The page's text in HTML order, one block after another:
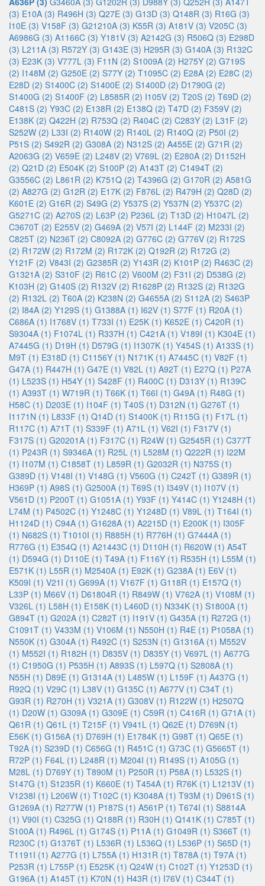
(3) E10A (3) R496H (3) Q27E (3) G13D (3) Q148R (3) R16G (3)
I10E (3) V158F (3) G21210A (3) K55R (3) A181V (3) V205C (3)
A6986G (3) A1166C (3) Y181V (3) A2142G (3) R506Q (3) E298D
(3) L211A (3) R572Y (3) G143E (3) H295R (3) G140A (3) R132C
(3) E23K (3) V777L (3) F11N (2) S1009A (2) H275Y (2) G719S
(2) I148M (2) G250E (2) S77Y (2) T1095C (2) E28A (2) E28C (2)
E28D (2) S1400C (2) S1400E (2) S1400D (2) D1790G (2)
S1400G (2) S1400F (2) L8585R (2) I105V (2) T20S (2) T69D (2)
C481S (2) Y93C (2) E138R (2) E138Q (2) T47D (2) F359V (2)
E138K (2) Q422H (2) R753Q (2) R404C (2) C283Y (2) L31F (2)
S252W (2) L33I (2) R140W (2) R140L (2) R140Q (2) P50I (2)
P51S (2) S492R (2) G308A (2) N312S (2) A455E (2) G71R (2)
A2063G (2) V659E (2) L248V (2) V769L (2) E280A (2) D1152H
(2) Q21D (2) E504K (2) S100P (2) A143T (2) C1494T (2)
G3556C (2) L861R (2) K751Q (2) T4396G (2) G170R (2) A581G
(2) A827G (2) G12R (2) E17K (2) F876L (2) R479H (2) Q28D (2)
K601E (2) G16R (2) S49G (2) Y537S (2) Y537N (2) Y537C (2)
G5271C (2) A270S (2) L63P (2) P236L (2) T13D (2) H1047L (2)
C3670T (2) E255V (2) G469A (2) V57I (2) L144F (2) M233I (2)
C825T (2) N236T (2) C8092A (2) G776C (2) G776V (2) R172S
(2) R172W (2) R172M (2) R172K (2) Q192R (2) R172G (2)
Y121F (2) V843I (2) G2385R (2) Y143R (2) K101P (2) R463C (2)
G1321A (2) S310F (2) R61C (2) V600M (2) F31I (2) D538G (2)
K103H (2) G140S (2) R132V (2) R1628P (2) R132S (2) R132G
(2) R132L (2) T60A (2) K238N (2) G4655A (2) S112A (2) S463P
(2) I84A (2) Y129S (1) G1388A (1) I62V (1) S77F (1) R20A (1)
C686A (1) I1768V (1) T733I (1) E25K (1) K652E (1) C420R (1)
S9304A (1) F1074L (1) R337H (1) C421A (1) V189I (1) K304E (1)
A7445G (1) D19H (1) D579G (1) I1307K (1) Y454S (1) A133S (1)
M9T (1) E318D (1) C1156Y (1) N171K (1) A7445C (1) V82F (1)
G47A (1) R447H (1) G47E (1) V82L (1) A92T (1) E27Q (1) P27A
(1) L523S (1) H54Y (1) S428F (1) R400C (1) D313Y (1) R139C
(1) A393T (1) W719R (1) T66K (1) T66I (1) G49A (1) R48G (1)
H58C (1) D203E (1) I104F (1) T40S (1) D312N (1) G276T (1)
I1171N (1) L833F (1) Q14D (1) S1400K (1) R115G (1) F17L (1)
R117C (1) A71T (1) S339F (1) A71L (1) V62I (1) F317V (1)
F317S (1) G20201A (1) F317C (1) R24W (1) G2545R (1) C377T
(1) P243R (1) S9346A (1) R25L (1) L528M (1) Q222R (1) I22M
(1) I107M (1) C1858T (1) L859R (1) G2032R (1) N375S (1)
G389D (1) V148I (1) V148G (1) V560G (1) C242T (1) G389R (1)
H369P (1) A98S (1) G2500A (1) T69S (1) I349V (1) I107V (1)
V561D (1) P200T (1) G1051A (1) Y93F (1) Y414C (1) Y1248H (1)
L74M (1) P4502C (1) Y1248C (1) Y1248D (1) V89L (1) T164I (1)
H1124D (1) C94A (1) G1628A (1) A2215D (1) E200K (1) I305F
(1) N682S (1) T1010I (1) R885H (1) R776H (1) G7444A (1)
R776G (1) E354Q (1) A21443C (1) D110H (1) R620W (1) A54T
(1) D594G (1) D110E (1) T49A (1) F116Y (1) R535H (1) L55M (1)
E571K (1) L55R (1) M2540A (1) E92K (1) G238A (1) E6V (1)
K509I (1) V21I (1) G699A (1) V167F (1) G118R (1) E157Q (1)
L33P (1) M66V (1) D61804R (1) R849W (1) V762A (1) V108M (1)
V326L (1) L58H (1) E158K (1) L460D (1) N334K (1) S1800A (1)
G894T (1) G202A (1) C282T (1) I191V (1) G435A (1) R272G (1)
C1091T (1) V433M (1) V106M (1) N550H (1) R4E (1) P1058A (1)
N550K (1) G304A (1) R492C (1) S253N (1) G1316A (1) M552V
(1) M552I (1) R182H (1) D835V (1) D835Y (1) V697L (1) A677G
(1) C1950G (1) P535H (1) A893S (1) L597Q (1) S2808A (1)
N55H (1) D89E (1) G1314A (1) L485W (1) L159F (1) A437G (1)
R92Q (1) V29C (1) L38V (1) G135C (1) A677V (1) C34T (1)
G93R (1) R270H (1) V321A (1) G308V (1) R122W (1) H2507Q
(1) D20W (1) G309A (1) G309E (1) C59R (1) C416R (1) G71A (1)
Q61R (1) Q61L (1) T215F (1) V941L (1) Q62E (1) D769N (1)
E56K (1) G156A (1) D769H (1) E1784K (1) G98T (1) Q65E (1)
T92A (1) S239D (1) C656G (1) R451C (1) G73C (1) G5665T (1)
R72P (1) F64L (1) L248R (1) M204I (1) R149S (1) A105G (1)
M28L (1) D769Y (1) T890M (1) P250R (1) P58A (1) L532S (1)
S147G (1) S1235R (1) K660E (1) T454A (1) R76K (1) L1213V (1)
V1238I (1) L206W (1) T102C (1) K3048A (1) T93M (1) D961S (1)
G1269A (1) R277W (1) P187S (1) A561P (1) T674I (1) S8814A
(1) V90I (1) C325G (1) Q188R (1) R30H (1) Q141K (1) C785T (1)
S100A (1) R496L (1) G174S (1) P11A (1) G1049R (1) S366T (1)
R230C (1) G1376T (1) L536R (1) L536Q (1) L536P (1) S65D (1)
T1191I (1) A277G (1) L755A (1) H131R (1) T878A (1) T97A (1)
P253R (1) L755P (1) E525K (1) Q24W (1) C102T (1) Y1253D (1)
G196A (1) A145T (1) K70N (1) H43R (1) I76V (1) C344T (1)